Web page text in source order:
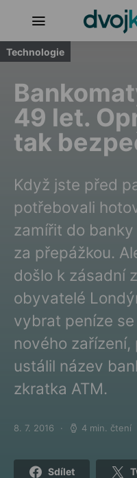
Technologie
49 let.
tak
Když jste před
potřebovali
zamířit do
za přepážkou.
došlo k zásadní
obyvatelé
vybrat peníze
nového
ustálil název
zkratka ATM.
Posted on
8. 7. 2016 4 min. čtení
Sdílet